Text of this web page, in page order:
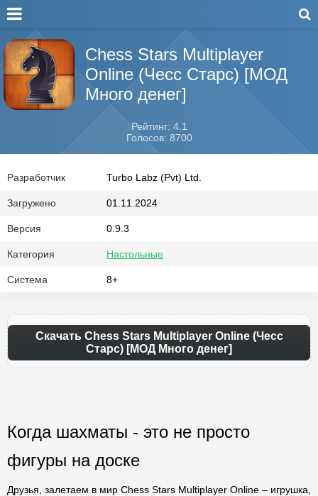
Chess Stars Multiplayer
Online (Чесс Старс) [МОД
Много денег]
Рейтинг: 4.1
Голосов: 8700
Разработчик Turbo Labz (Pvt) Ltd.
Загружено 01.11.2024
Версия 0.9.3
Категория Настольные
Система 8+
Скачать Chess Stars Multiplayer Online (Чесс
Старс) [МОД Много денег]
Когда шахматы - это не просто
фигуры на доске
Друзья, залетаем в мир Chess Stars Multiplayer Online – игрушка,